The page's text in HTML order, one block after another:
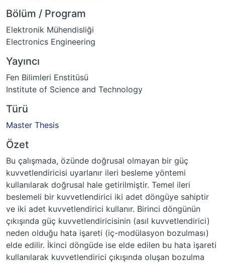
Bölüm / Program
Elektronik Mühendisliği
Electronics Engineering
Yayıncı
Fen Bilimleri Enstitüsü
Institute of Science and Technology
Türü
Master Thesis
Özet
Bu çalışmada, özünde doğrusal olmayan bir güç
kuvvetlendiricisi uyarlanır ileri besleme yöntemi
kullanılarak doğrusal hale getirilmiştir. Temel ileri
beslemeli bir kuvvetlendirici iki adet döngüye sahiptir
ve iki adet kuvvetlendirici kullanır. Birinci döngünün
çıkışında güç kuvvetlendiricisinin (asıl kuvvetlendirici)
neden olduğu hata işareti (iç-modülasyon bozulması)
elde edilir. İkinci döngüde ise elde edilen bu hata işareti
kullanılarak kuvvetlendirici çıkışında oluşan bozulma